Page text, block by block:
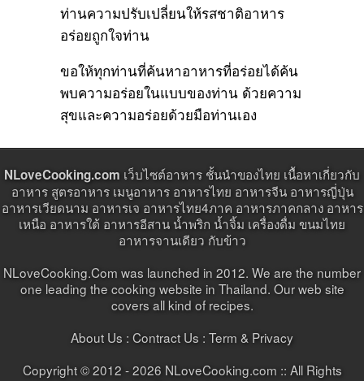
ท่านความปรับเปลี่ยนให้รสชาติอาหาร
อร่อยถูกใจท่าน
ขอให้ทุกท่านที่ค้นหาอาหารที่อร่อยได้ค้น
พบความอร่อยในแบบของท่าน ด้วยความ
สุขและความอร่อยด้วยมือท่านเอง
NLoveCooking.com เว็บไซต์อาหาร ชั้นนำของไทย เนื้อหาเกี่ยวกับ
อาหาร สูตรอาหาร เมนูอาหาร อาหารไทย อาหารจีน อาหารญี่ปุ่น
อาหารเวียดนาม อาหารเจ อาหารไทย4ภาค อาหารภาคกลาง อาหาร
เหนือ อาหารใต้ อาหารอีสาน น้ำพริก น้ำจิ้ม เครื่องดื่ม ขนมไทย
อาหารจานเดียว กับข้าว
NLoveCooking.Com was launched in 2012. We are the number
one leading the cooking website in Thailand. Our web site
covers all kind of recipes.
About Us : Contract Us : Term & Privacy
Copyright © 2012 - 2026 NLoveCooking.com :: All Rights